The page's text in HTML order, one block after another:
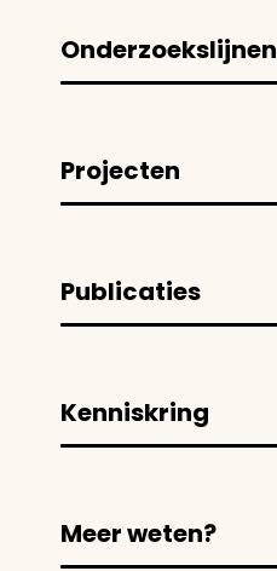
Onderzoekslijnen
Projecten
Publicaties
Kenniskring
Meer weten?